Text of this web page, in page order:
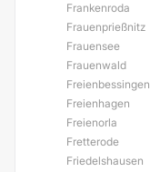
Frankenroda
Frauenprießnitz
Frauensee
Frauenwald
Freienbessingen
Freienhagen
Freienorla
Fretterode
Friedelshausen